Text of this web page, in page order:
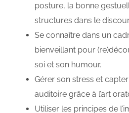
posture, la bonne
structures dans le
Se connaître dans un
bienveillant pour
soi et son humour.
Gérer son stress et capter
auditoire grâce à l’art
Utiliser les principes de